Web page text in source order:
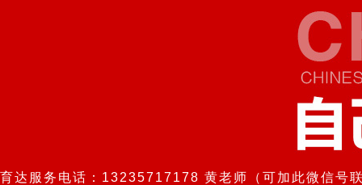
育达服务电话：13235717178 黄老师（可加此微信号